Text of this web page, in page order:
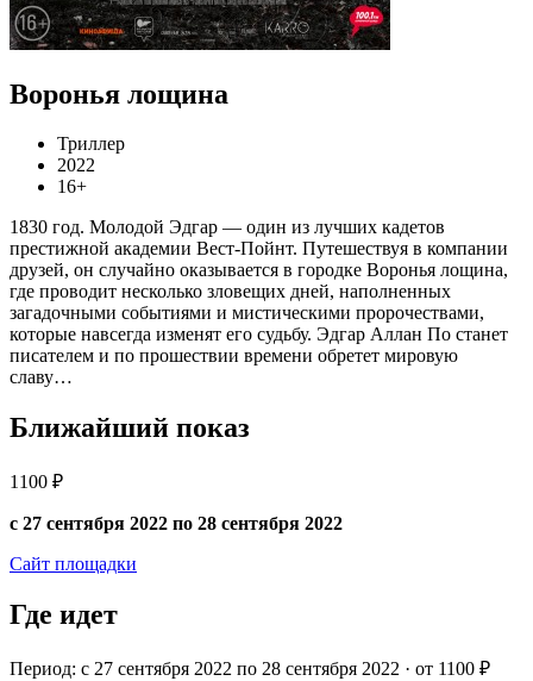
Воронья лощина
Триллер
2022
16+
1830 год. Молодой Эдгар — один из лучших кадетов
престижной академии Вест-Пойнт. Путешествуя в компании
друзей, он случайно оказывается в городке Воронья лощина,
где проводит несколько зловещих дней, наполненных
загадочными событиями и мистическими пророчествами,
которые навсегда изменят его судьбу. Эдгар Аллан По станет
писателем и по прошествии времени обретет мировую
славу…
Ближайший показ
1100 ₽
с 27 сентября 2022 по 28 сентября 2022
Сайт площадки
Где идет
Период: с 27 сентября 2022 по 28 сентября 2022 · от 1100 ₽